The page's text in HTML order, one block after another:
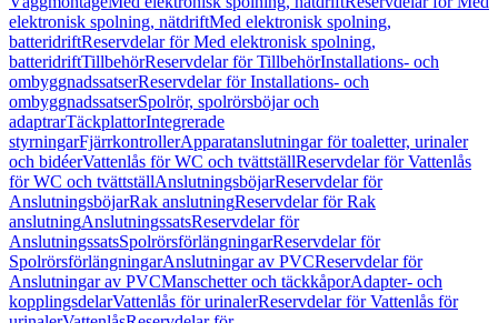
elektronisk spolning, nätdriftMed elektronisk spolning,
batteridriftReservdelar för Med elektronisk spolning,
batteridriftTillbehörReservdelar för TillbehörInstallations- och
ombyggnadssatserReservdelar för Installations- och
ombyggnadssatserSpolrör, spolrörsböjar och
adaptrarTäckplattorIntegrerade
styrningarFjärrkontrollerApparatanslutningar för toaletter, urinaler
och bidéerVattenlås för WC och tvättställReservdelar för Vattenlås
för WC och tvättställAnslutningsböjarReservdelar för
AnslutningsböjarRak anslutningReservdelar för Rak
anslutningAnslutningssatsReservdelar för
AnslutningssatsSpolrörsförlängningarReservdelar för
SpolrörsförlängningarAnslutningar av PVCReservdelar för
Anslutningar av PVCManschetter och täckkåporAdapter- och
kopplingsdelarVattenlås för urinalerReservdelar för Vattenlås för